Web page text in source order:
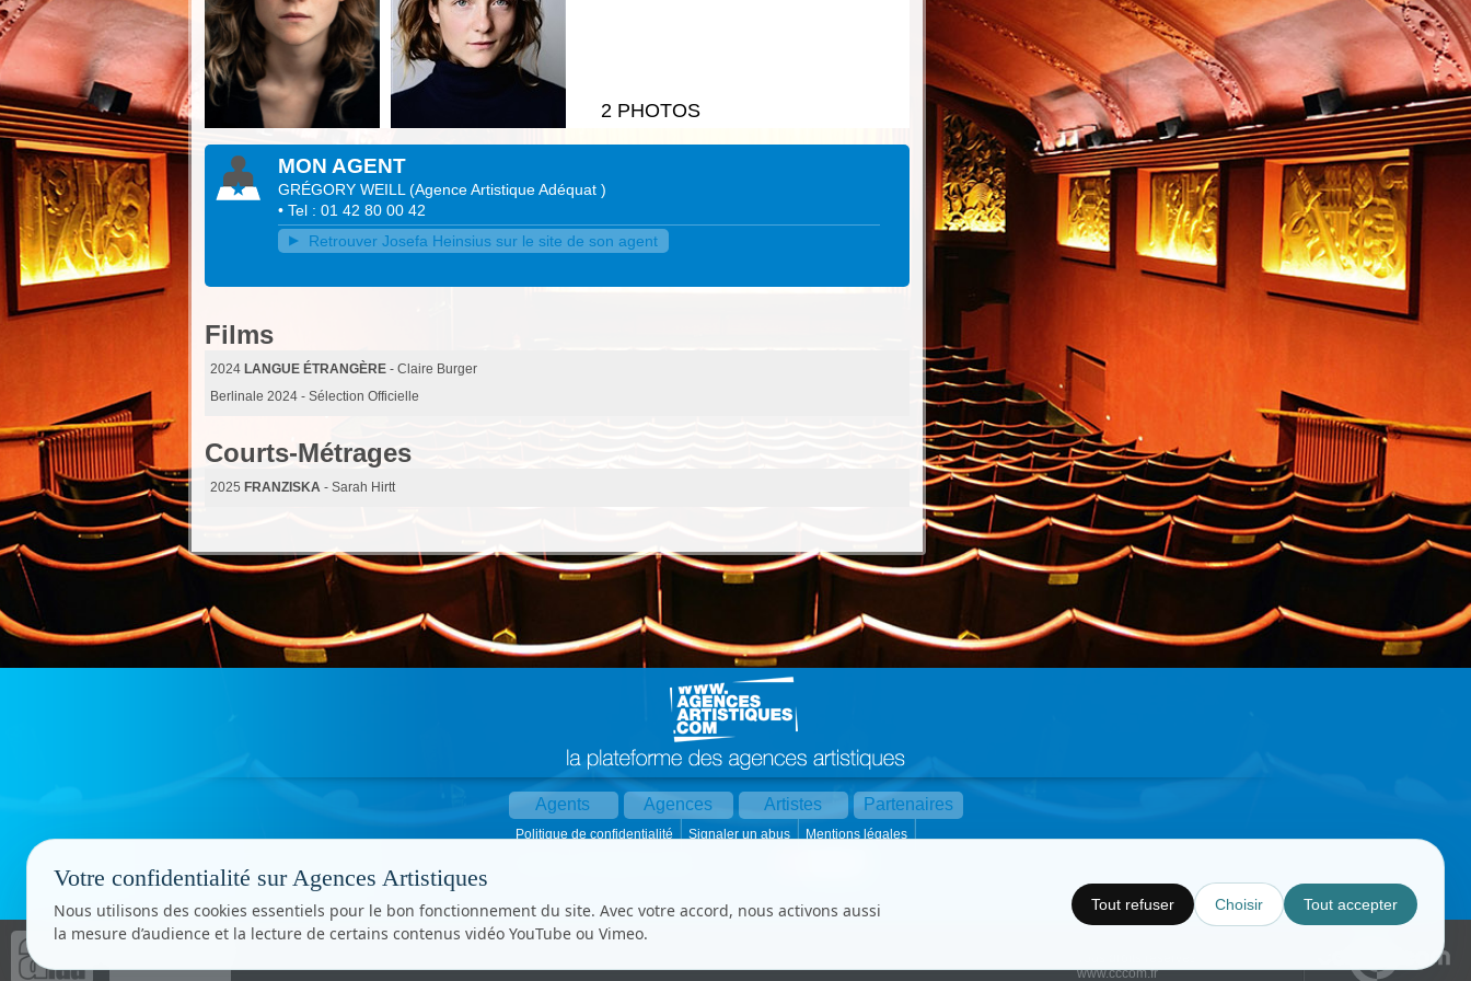
2 PHOTOS
MON AGENT
GRÉGORY WEILL (Agence Artistique Adéquat )
• Tel : 01 42 80 00 42
Retrouver Josefa Heinsius sur le site de son agent
Films
2024 LANGUE ÉTRANGÈRE - Claire Burger
Berlinale 2024 - Sélection Officielle
Courts-Métrages
2025 FRANZISKA - Sarah Hirtt
Agents Agences Artistes Partenaires
Politique de confidentialité Signaler un abus
Mentions légales
www.cccom.fr
Votre confidentialité sur Agences Artistiques
Nous utilisons des cookies essentiels pour le bon fonctionnement du site. Avec votre accord, nous activons aussi
la mesure d’audience et la lecture de certains contenus vidéo YouTube ou Vimeo.
Tout refuser Choisir Tout accepter